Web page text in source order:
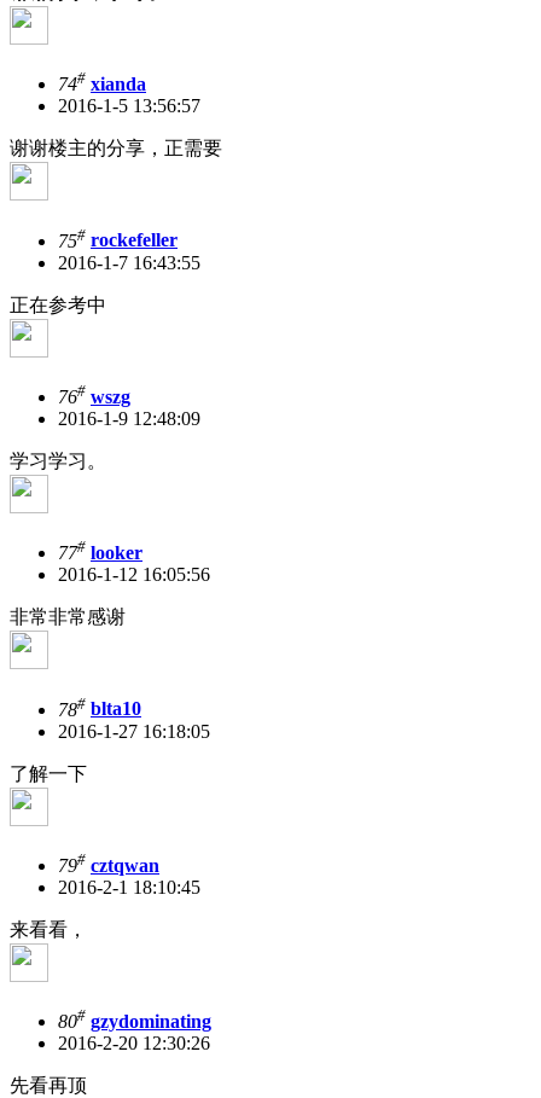
74# xianda
2016-1-5 13:56:57
谢谢楼主的分享，正需要
75# rockefeller
2016-1-7 16:43:55
正在参考中
76# wszg
2016-1-9 12:48:09
学习学习。
77# looker
2016-1-12 16:05:56
非常非常感谢
78# blta10
2016-1-27 16:18:05
了解一下
79# cztqwan
2016-2-1 18:10:45
来看看，
80# gzydominating
2016-2-20 12:30:26
先看再顶